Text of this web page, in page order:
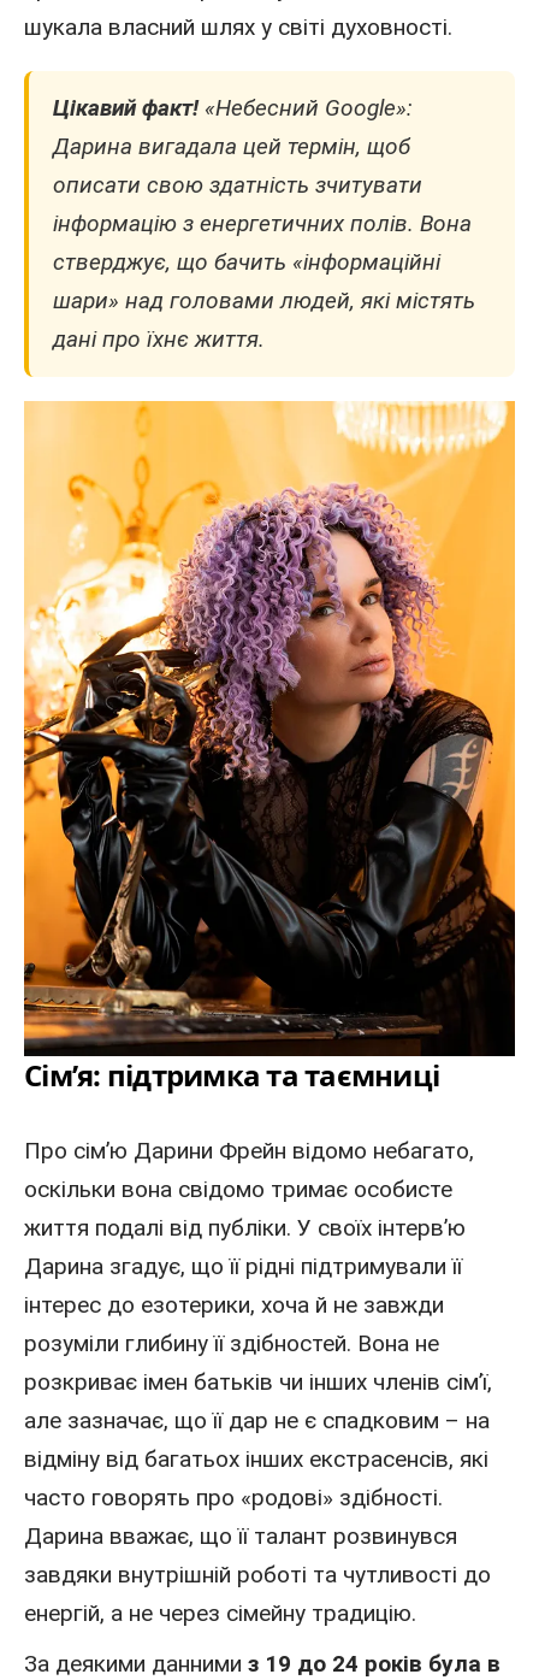
шукала власний шлях у світі духовності.
Цікавий факт!«Небесний Google»:
Дарина вигадала цей термін, щоб
описати свою здатність зчитувати
інформацію з енергетичних полів. Вона
стверджує, що бачить «інформаційні
шари» над головами людей, які містять
дані про їхнє життя.
Сім’я: підтримка та таємниці
Про сім’ю Дарини Фрейн відомо небагато,
оскільки вона свідомо тримає особисте
життя подалі від публіки. У своїх інтерв’ю
Дарина згадує, що її рідні підтримували її
інтерес до езотерики, хоча й не завжди
розуміли глибину її здібностей. Вона не
розкриває імен батьків чи інших членів сім’ї,
але зазначає, що її дар не є спадковим – на
відміну від багатьох інших екстрасенсів, які
часто говорять про «родові» здібності.
Дарина вважає, що її талант розвинувся
завдяки внутрішній роботі та чутливості до
енергій, а не через сімейну традицію.
За деякими данними з 19 до 24 років була в